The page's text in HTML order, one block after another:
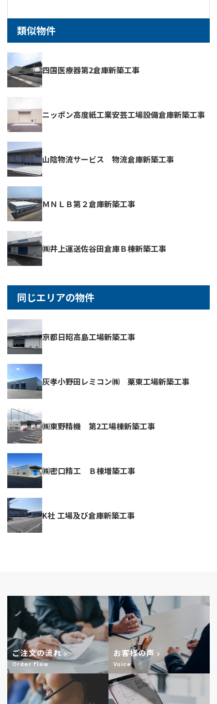
類似物件
四国医療器第2倉庫新築工事
ニッポン高度紙工業安芸工場設備倉庫新築工事
山陰物流サービス 物流倉庫新築工事
ＭＮＬＢ第２倉庫新築工事
㈱井上運送佐谷田倉庫Ｂ棟新築工事
同じエリアの物件
京都日昭高島工場新築工事
灰孝小野田レミコン㈱ 栗東工場新築工事
㈱東野精機 第2工場棟新築工事
㈱密口精工 Ｂ棟増築工事
K社 工場及び倉庫新築工事
ご注文の流れ
Order flow
お客様の声
Voice